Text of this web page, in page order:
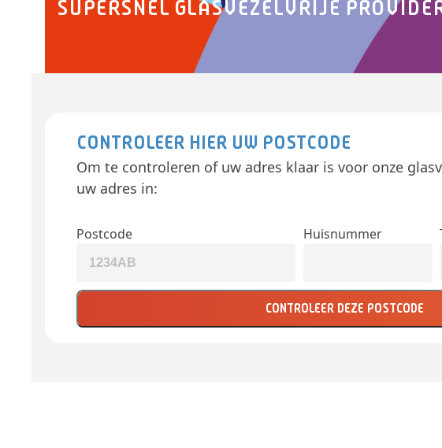
SUPERSNEL GLASVEZELVRIJE
CONTROLEER HIER UW POSTCODE
Om te controleren of uw adres klaar is voor onze
uw adres in:
Postcode Huisnummer
CONTROLEER DEZE POSTCODE